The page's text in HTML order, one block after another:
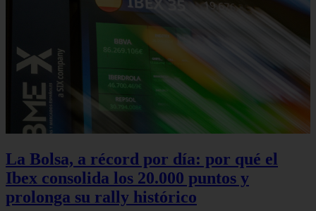
La Bolsa, a récord por día: por qué el
Ibex consolida los 20.000 puntos y
prolonga su rally histórico